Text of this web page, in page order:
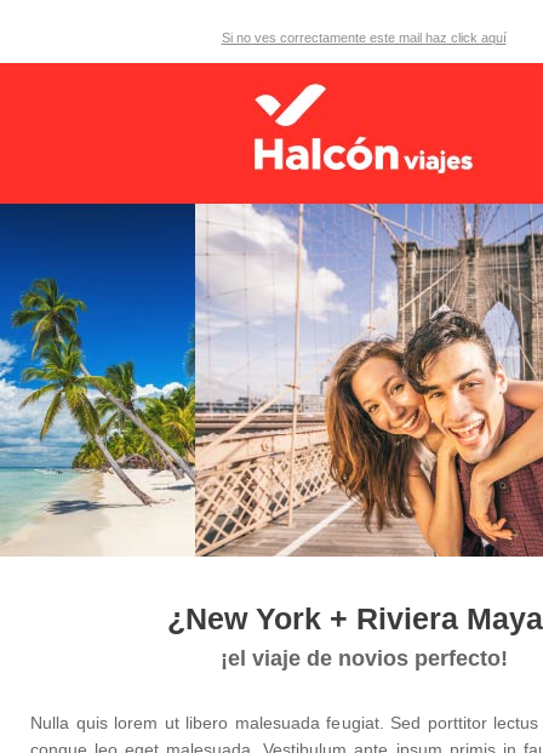
Si no ves correctamente este mail haz click aquí
¿New York + Riviera
¡el viaje de novios perfecto!
Nulla quis lorem ut libero malesuada feugiat. Sed porttitor